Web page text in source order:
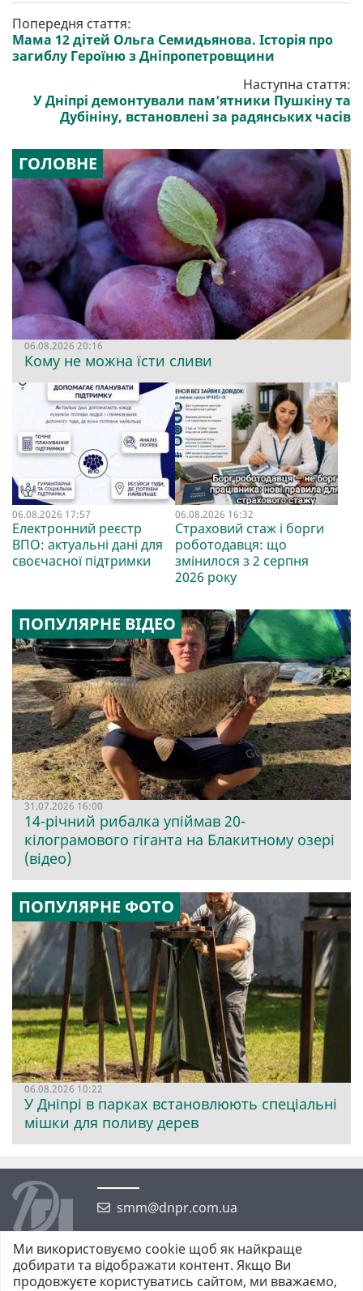
Попередня стаття:
Мама 12 дітей Ольга Семидьянова. Історія про
загиблу Героїню з Дніпропетровщини
Наступна стаття:
У Дніпрі демонтували пам’ятники Пушкіну та
Дубініну, встановлені за радянських часів
ГОЛОВНЕ
06.08.2026 20:16
Кому не можна їсти сливи
06.08.2026 17:57
Електронний реєстр
ВПО: актуальні дані для
своєчасної підтримки
06.08.2026 16:32
Страховий стаж і борги
роботодавця: що
змінилося з 2 серпня
2026 року
ПОПУЛЯРНЕ ВІДЕО
31.07.2026 16:00
14-річний рибалка упіймав 20-
кілограмового гіганта на Блакитному озері
(відео)
ПОПУЛЯРНЕ ФОТО
06.08.2026 10:22
У Дніпрі в парках встановлюють спеціальні
мішки для поливу дерев
smm@dnpr.com.ua
Ми використовуємо cookie щоб як найкраще
добирати та відображати контент. Якщо Ви
продовжуєте користуватись сайтом, ми вважаємо,